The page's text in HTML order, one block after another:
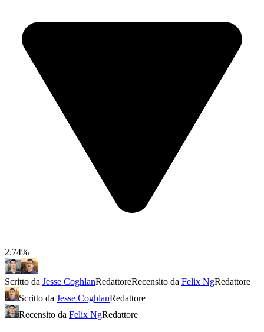
2.74%
Scritto da Jesse CoghlanRedattoreRecensito da Felix NgRedattore
Scritto da Jesse CoghlanRedattore
Recensito da Felix NgRedattore